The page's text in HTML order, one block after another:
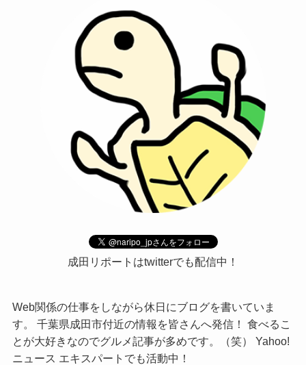
成田リポートはtwitterでも配信中！
Web関係の仕事をしながら休日にブログを書いていま
す。 千葉県成田市付近の情報を皆さんへ発信！ 食べるこ
とが大好きなのでグルメ記事が多めです。（笑） Yahoo!
ニュース エキスパートでも活動中！